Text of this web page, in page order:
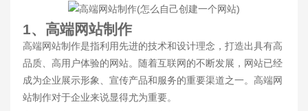
1、高端网站制作
高端网站制作是指利用先进的技术和设计理念，打造出具有高
品质、高用户体验的网站。随着互联网的不断发展，网站已经
成为企业展示形象、宣传产品和服务的重要渠道之一。高端网
站制作对于企业来说显得尤为重要。